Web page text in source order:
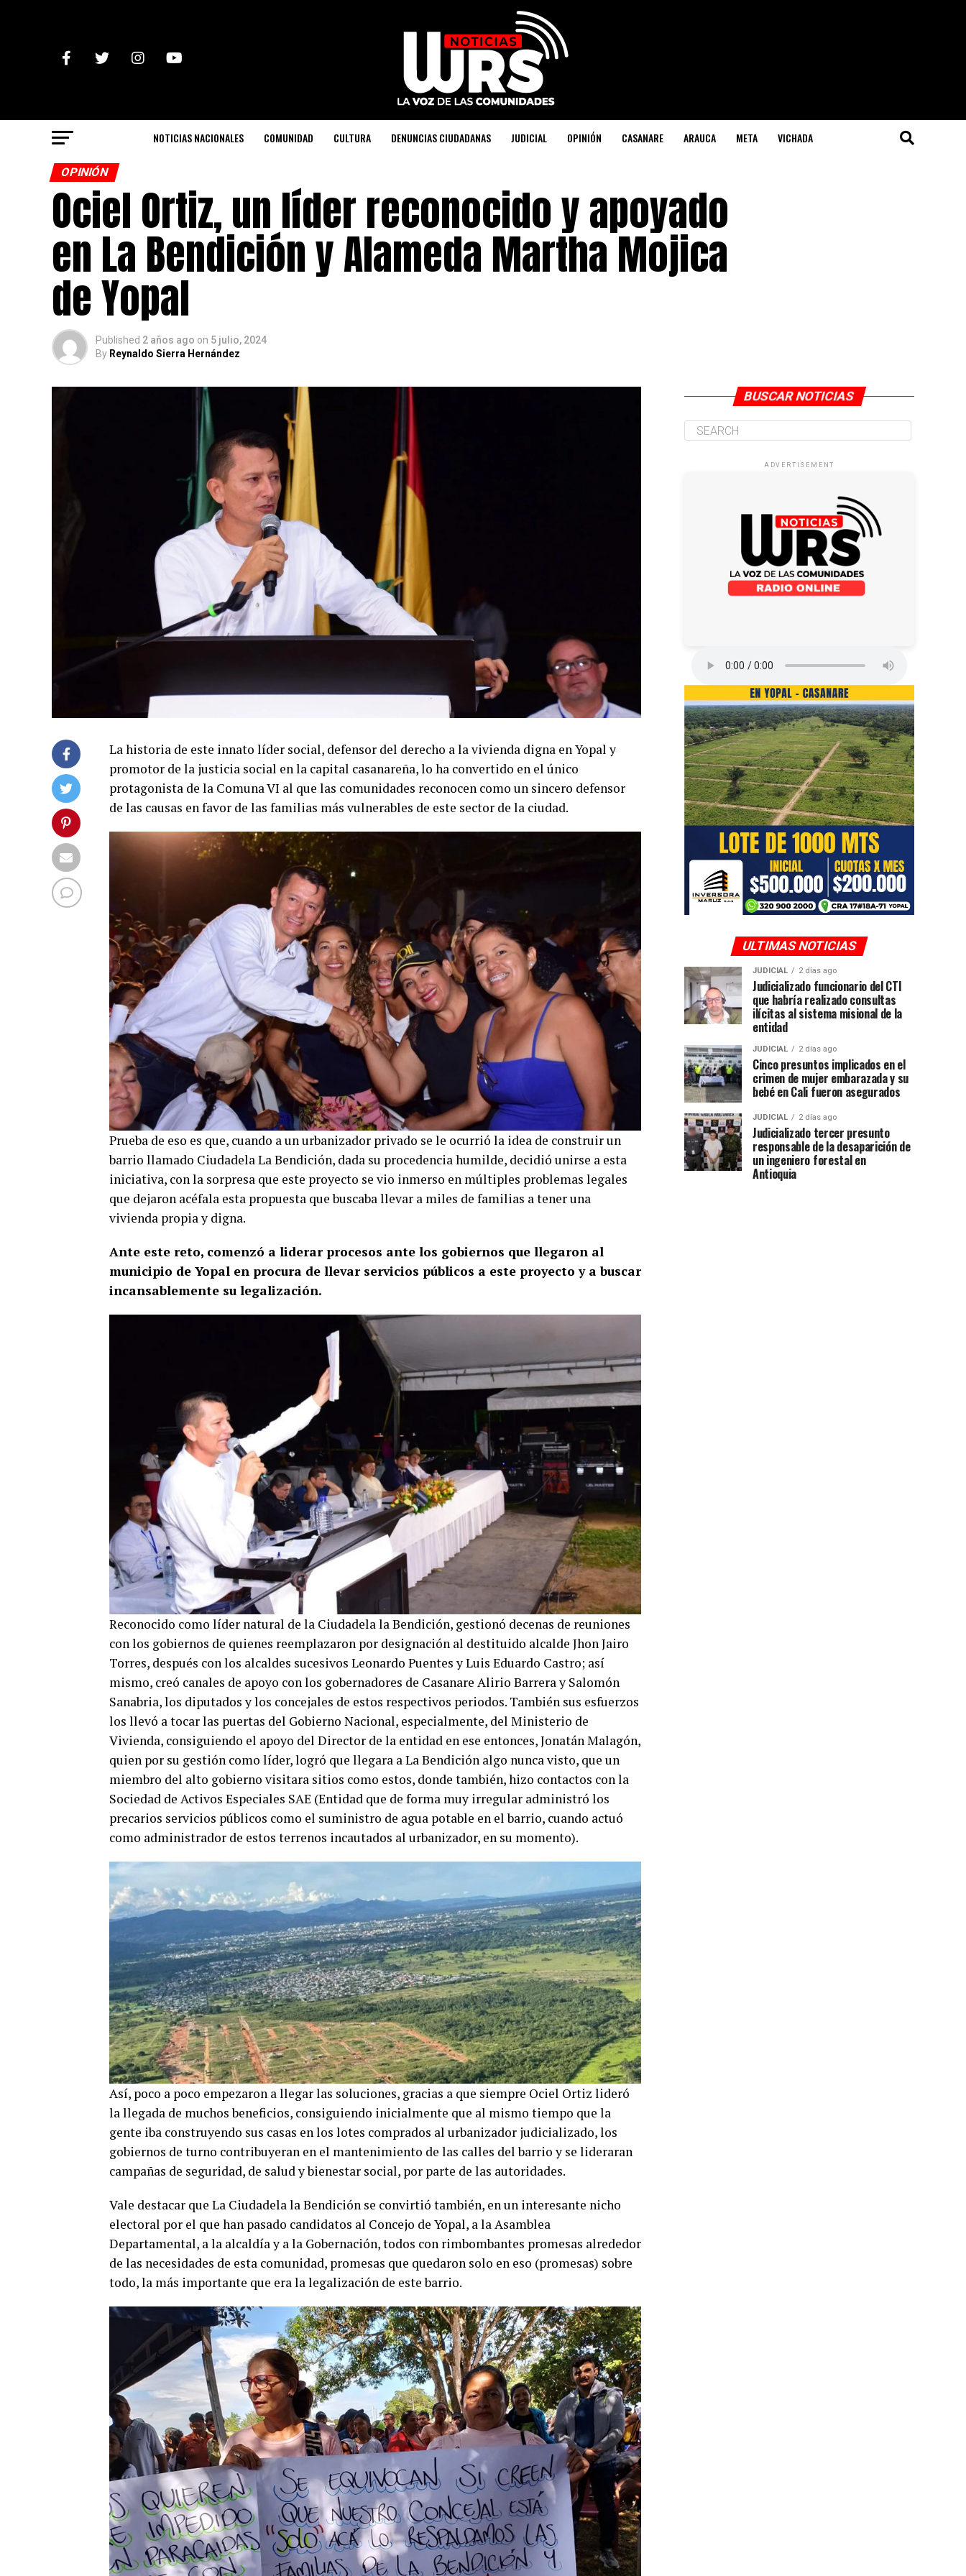
NOTICIAS NACIONALES COMUNIDAD CULTURA DENUNCIAS CIUDADANAS JUDICIAL OPINIÓN CASANARE ARAUCA META VICHADA
OPINIÓN
Ociel Ortiz, un líder reconocido y apoyado
en La Bendición y Alameda Martha Mojica
de Yopal
Published 2 años ago on 5 julio, 2024
By Reynaldo Sierra Hernández
La historia de este innato líder social, defensor del derecho a la vivienda digna en Yopal y
promotor de la justicia social en la capital casanareña, lo ha convertido en el único
protagonista de la Comuna VI al que las comunidades reconocen como un sincero defensor
de las causas en favor de las familias más vulnerables de este sector de la ciudad.
Prueba de eso es que, cuando a un urbanizador privado se le ocurrió la idea de construir un
barrio llamado Ciudadela La Bendición, dada su procedencia humilde, decidió unirse a esta
iniciativa, con la sorpresa que este proyecto se vio inmerso en múltiples problemas legales
que dejaron acéfala esta propuesta que buscaba llevar a miles de familias a tener una
vivienda propia y digna.
Ante este reto, comenzó a liderar procesos ante los gobiernos que llegaron al
municipio de Yopal en procura de llevar servicios públicos a este proyecto y a buscar
incansablemente su legalización.
Reconocido como líder natural de la Ciudadela la Bendición, gestionó decenas de reuniones
con los gobiernos de quienes reemplazaron por designación al destituido alcalde Jhon Jairo
Torres, después con los alcaldes sucesivos Leonardo Puentes y Luis Eduardo Castro; así
mismo, creó canales de apoyo con los gobernadores de Casanare Alirio Barrera y Salomón
Sanabria, los diputados y los concejales de estos respectivos periodos. También sus esfuerzos
los llevó a tocar las puertas del Gobierno Nacional, especialmente, del Ministerio de
Vivienda, consiguiendo el apoyo del Director de la entidad en ese entonces, Jonatán Malagón,
quien por su gestión como líder, logró que llegara a La Bendición algo nunca visto, que un
miembro del alto gobierno visitara sitios como estos, donde también, hizo contactos con la
Sociedad de Activos Especiales SAE (Entidad que de forma muy irregular administró los
precarios servicios públicos como el suministro de agua potable en el barrio, cuando actuó
como administrador de estos terrenos incautados al urbanizador, en su momento).
Así, poco a poco empezaron a llegar las soluciones, gracias a que siempre Ociel Ortiz lideró
la llegada de muchos beneficios, consiguiendo inicialmente que al mismo tiempo que la
gente iba construyendo sus casas en los lotes comprados al urbanizador judicializado, los
gobiernos de turno contribuyeran en el mantenimiento de las calles del barrio y se lideraran
campañas de seguridad, de salud y bienestar social, por parte de las autoridades.
Vale destacar que La Ciudadela la Bendición se convirtió también, en un interesante nicho
electoral por el que han pasado candidatos al Concejo de Yopal, a la Asamblea
Departamental, a la alcaldía y a la Gobernación, todos con rimbombantes promesas alrededor
de las necesidades de esta comunidad, promesas que quedaron solo en eso (promesas) sobre
todo, la más importante que era la legalización de este barrio.
BUSCAR NOTICIAS
ADVERTISEMENT
ULTIMAS NOTICIAS
JUDICIAL 2 días ago
Judicializado funcionario del CTI
que habría realizado consultas
ilícitas al sistema misional de la
entidad
JUDICIAL 2 días ago
Cinco presuntos implicados en el
crimen de mujer embarazada y su
bebé en Cali fueron asegurados
JUDICIAL 2 días ago
Judicializado tercer presunto
responsable de la desaparición de
un ingeniero forestal en
Antioquia